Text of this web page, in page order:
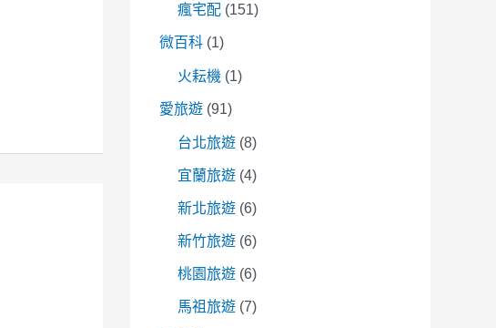
瘋宅配 (151)
微百科 (1)
火耘機 (1)
愛旅遊 (91)
台北旅遊 (8)
宜蘭旅遊 (4)
新北旅遊 (6)
新竹旅遊 (6)
桃園旅遊 (6)
馬祖旅遊 (7)